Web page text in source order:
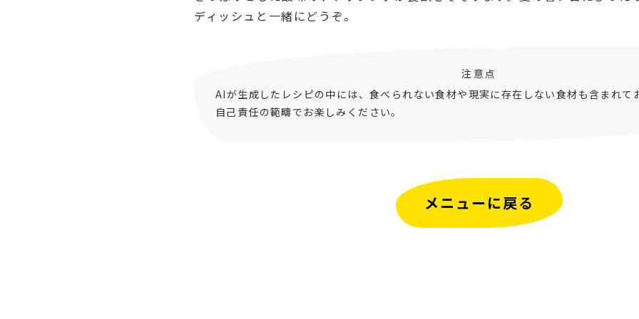
ディッシュと一緒にどうぞ。
注意点
AIが生成したレシピの中には、食べられない食材や現実に存在しない食材も含まれて
自己責任の範疇でお楽しみください。
メニューに戻る